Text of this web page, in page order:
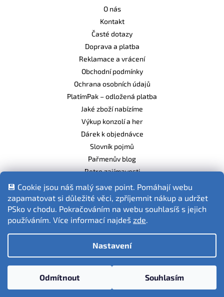
💾 Cookie jsou náš malý save point. Pomáhají webu
zapamatovat si důležité věci, zpříjemnit nákup a udržet
PSko v chodu. Pokračováním na webu souhlasíš s jejich
používáním. Více informací najdeš zde.
Nastavení
Odmítnout Souhlasím
O nás
Kontakt
Časté dotazy
Doprava a platba
Reklamace a vrácení
Obchodní podmínky
Ochrana osobních údajů
PlatímPak – odložená platba
Jaké zboží nabízíme
Výkup konzolí a her
Dárek k objednávce
Slovník pojmů
Pařmenův blog
Retro zajímavosti
Balíme ekologicky
Fotografie produktů jsou ilustrativní.